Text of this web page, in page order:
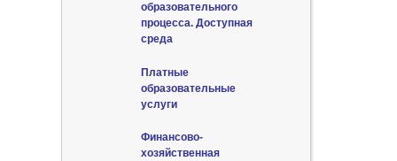
образовательного
процесса. Доступная
среда
Платные
образовательные
услуги
Финансово-
хозяйственная